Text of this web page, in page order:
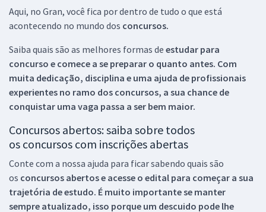
Aqui, no Gran, você fica por dentro de tudo o que está
acontecendo no mundo dos concursos.
Saiba quais são as melhores formas de estudar para
concurso e comece a se preparar o quanto antes. Com
muita dedicação, disciplina e uma ajuda de profissionais
experientes no ramo dos concursos, a sua chance de
conquistar uma vaga passa a ser bem maior.
Concursos abertos: saiba sobre todos
os concursos com inscrições abertas
Conte com a nossa ajuda para ficar sabendo quais são
os concursos abertos e acesse o edital para começar a sua
trajetória de estudo. É muito importante se manter
sempre atualizado, isso porque um descuido pode lhe